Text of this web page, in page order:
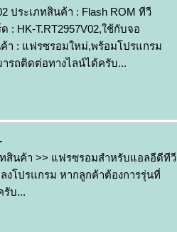
ประเภทสินค้า : Flash ROM ทีวี
: HK-T.RT2957V02,ใช้กับจอ
ค้า : แฟรซรอมใหม่,พร้อมโปรแกรม
รถติดต่อทางไลน์ได้ครับ...
สินค้า >> แฟรซรอมสำหรับแอลอีดีทีวี
โปรแกรม หากลูกค้าต้องการรุ่นที่
รับ...